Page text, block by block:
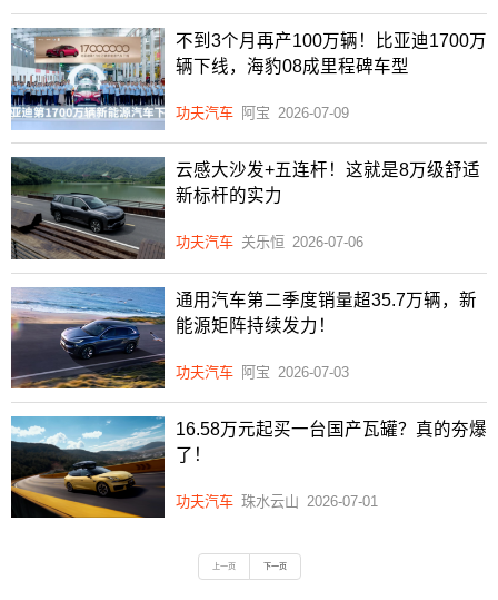
不到3个月再产100万辆！比亚迪1700万
辆下线，海豹08成里程碑车型
功夫汽车 阿宝 2026-07-09
云感大沙发+五连杆！这就是8万级舒适
新标杆的实力
功夫汽车 关乐恒 2026-07-06
通用汽车第二季度销量超35.7万辆，新
能源矩阵持续发力！
功夫汽车 阿宝 2026-07-03
16.58万元起买一台国产瓦罐？真的夯爆
了！
功夫汽车 珠水云山 2026-07-01
上一页 下一页